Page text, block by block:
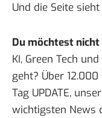
Und die Seite
Du möchtest
KI, Green Tech
geht? Über
Tag UPDATE,
wichtigsten News